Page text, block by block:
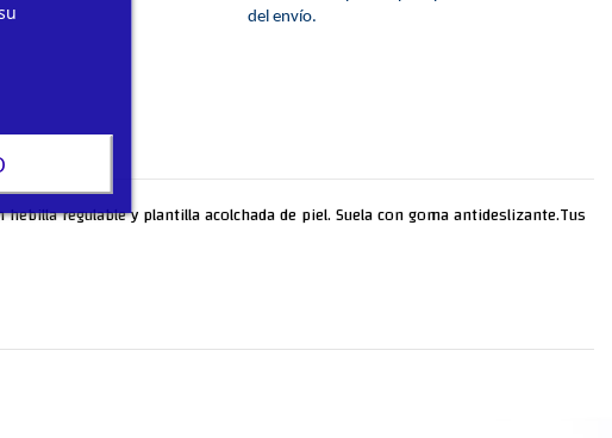
del envío.
regulable y plantilla acolchada de piel. Suela con goma antideslizante.Tus